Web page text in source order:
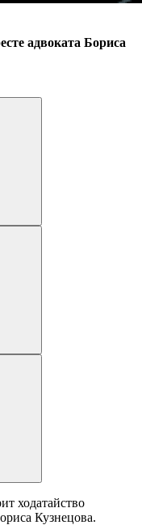
адвоката Бориса
ходатайство
Кузнецова.